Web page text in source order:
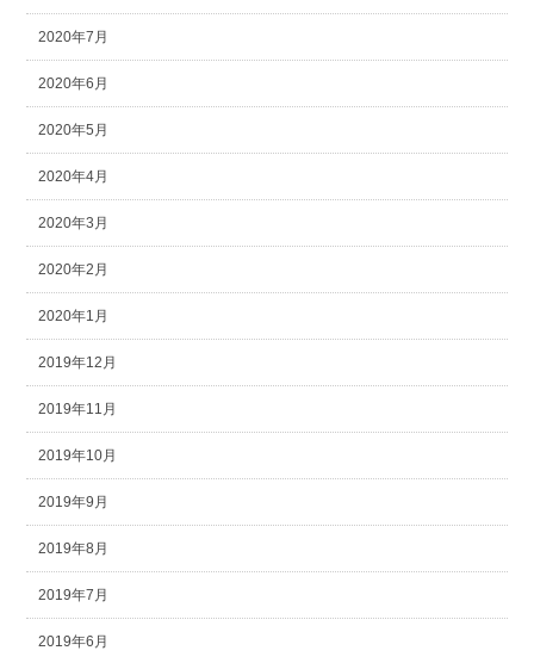
2020年7月
2020年6月
2020年5月
2020年4月
2020年3月
2020年2月
2020年1月
2019年12月
2019年11月
2019年10月
2019年9月
2019年8月
2019年7月
2019年6月